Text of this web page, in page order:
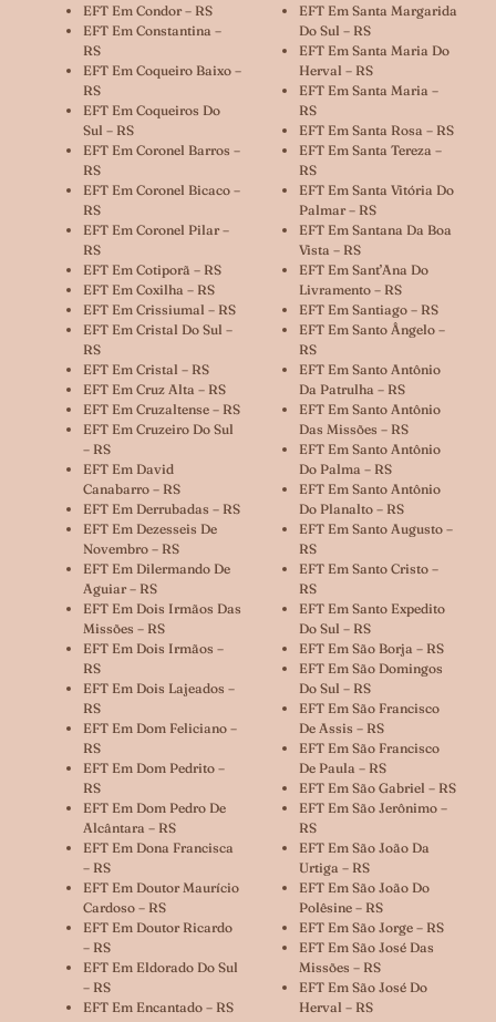
EFT Em Condor – RS
EFT Em Constantina –
RS
EFT Em Coqueiro Baixo –
RS
EFT Em Coqueiros Do
Sul – RS
EFT Em Coronel Barros –
RS
EFT Em Coronel Bicaco –
RS
EFT Em Coronel Pilar –
RS
EFT Em Cotiporã – RS
EFT Em Coxilha – RS
EFT Em Crissiumal – RS
EFT Em Cristal Do Sul –
RS
EFT Em Cristal – RS
EFT Em Cruz Alta – RS
EFT Em Cruzaltense – RS
EFT Em Cruzeiro Do Sul
– RS
EFT Em David
Canabarro – RS
EFT Em Derrubadas – RS
EFT Em Dezesseis De
Novembro – RS
EFT Em Dilermando De
Aguiar – RS
EFT Em Dois Irmãos Das
Missões – RS
EFT Em Dois Irmãos –
RS
EFT Em Dois Lajeados –
RS
EFT Em Dom Feliciano –
RS
EFT Em Dom Pedrito –
RS
EFT Em Dom Pedro De
Alcântara – RS
EFT Em Dona Francisca
– RS
EFT Em Doutor Maurício
Cardoso – RS
EFT Em Doutor Ricardo
– RS
EFT Em Eldorado Do Sul
– RS
EFT Em Encantado – RS
EFT Em Santa Margarida
Do Sul – RS
EFT Em Santa Maria Do
Herval – RS
EFT Em Santa Maria –
RS
EFT Em Santa Rosa – RS
EFT Em Santa Tereza –
RS
EFT Em Santa Vitória Do
Palmar – RS
EFT Em Santana Da Boa
Vista – RS
EFT Em Sant’Ana Do
Livramento – RS
EFT Em Santiago – RS
EFT Em Santo Ângelo –
RS
EFT Em Santo Antônio
Da Patrulha – RS
EFT Em Santo Antônio
Das Missões – RS
EFT Em Santo Antônio
Do Palma – RS
EFT Em Santo Antônio
Do Planalto – RS
EFT Em Santo Augusto –
RS
EFT Em Santo Cristo –
RS
EFT Em Santo Expedito
Do Sul – RS
EFT Em São Borja – RS
EFT Em São Domingos
Do Sul – RS
EFT Em São Francisco
De Assis – RS
EFT Em São Francisco
De Paula – RS
EFT Em São Gabriel – RS
EFT Em São Jerônimo –
RS
EFT Em São João Da
Urtiga – RS
EFT Em São João Do
Polêsine – RS
EFT Em São Jorge – RS
EFT Em São José Das
Missões – RS
EFT Em São José Do
Herval – RS